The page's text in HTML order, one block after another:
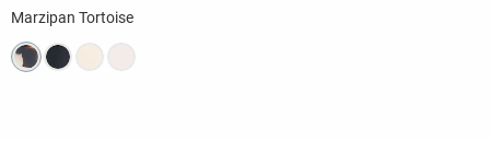
Marzipan Tortoise